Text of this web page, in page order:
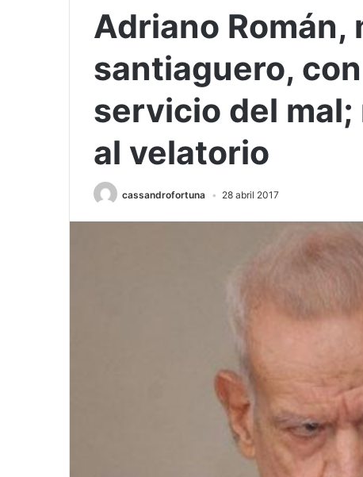
Adriano Román,
santiaguero,
servicio del
al velatorio
cassandrofortuna 28 abril 2017